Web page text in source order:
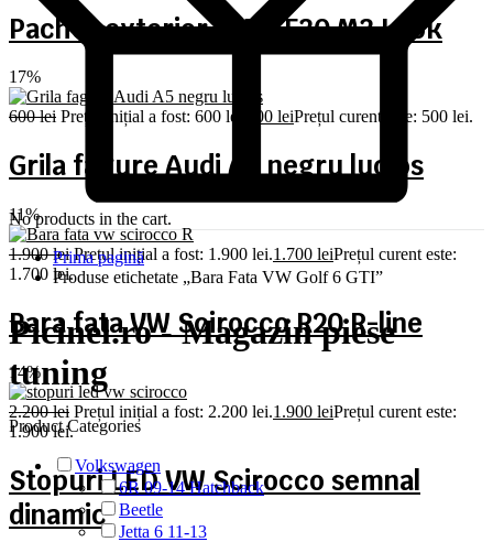
Pachet exterior BMW F30 M3 Look
17%
600lei Prețul inițial a fost: 600 lei. 500 leiPrețul curent este: 500 lei.
Grila fagure Audi A5 negru lucios
11%
1.900lei Prețul inițial a fost: 1.900 lei.1.700 leiPrețul curent este:
1.700 lei.
Bara fata VW Scirocco R20 R-line
14%
2.200lei Prețul inițial a fost: 2.200 lei.1.900 leiPrețul curent este:
1.900 lei.
Stopuri LED VW Scirocco semnal
dinamic
No products in the cart.
Prima pagină
Produse etichetate „Bara Fata VW Golf 6 GTI”
Picinel.ro - Magazin piese
tuning
Product Categories
Volkswagen
6R 09-14 Hatchback
Beetle
Jetta 6 11-13